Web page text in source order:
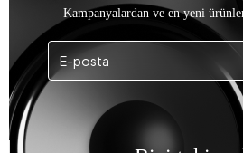
Kampanyalardan ve en yeni